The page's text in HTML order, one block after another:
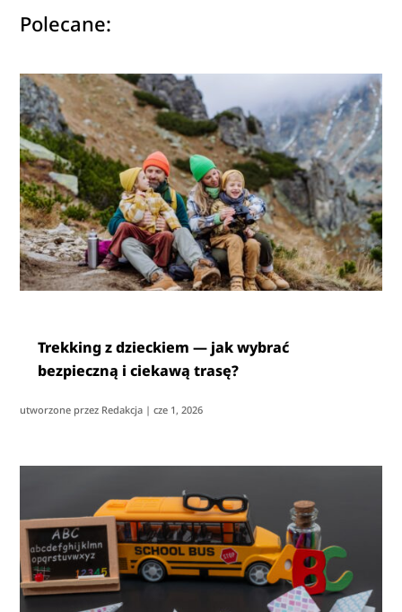
Polecane:
Trekking z dzieckiem — jak wybrać
bezpieczną i ciekawą trasę?
utworzone przez Redakcja |cze 1, 2026